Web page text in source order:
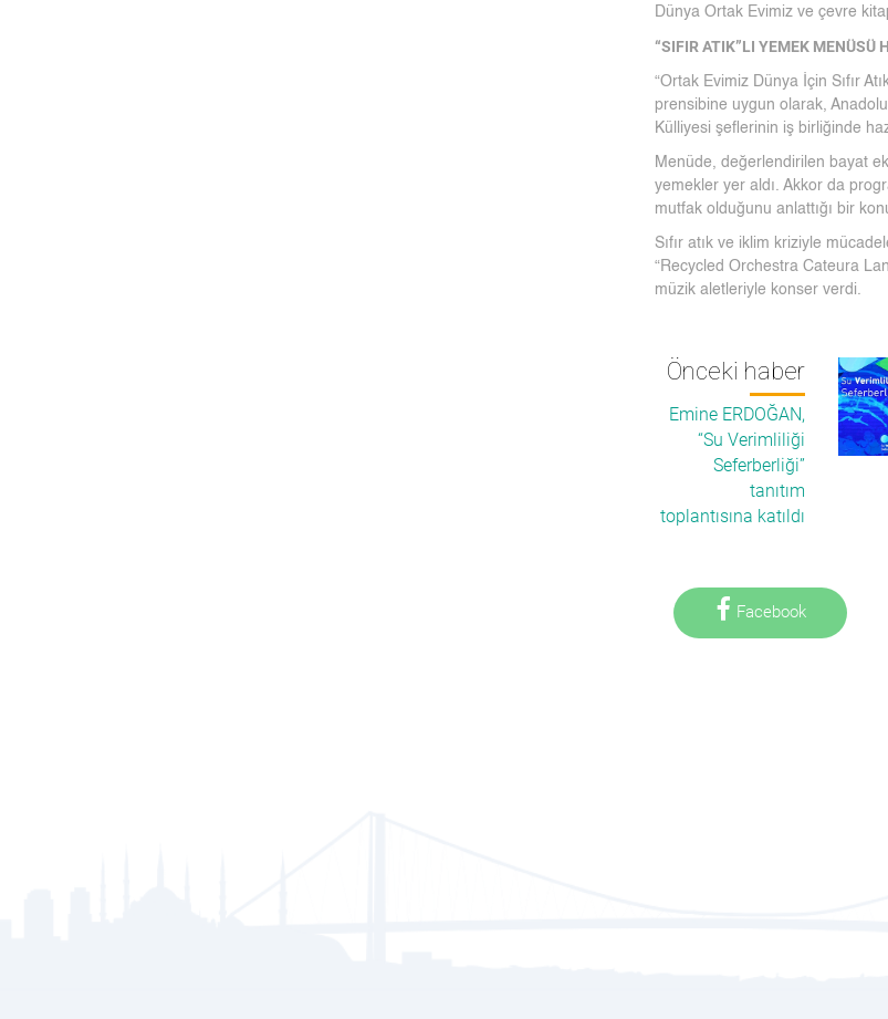
Dünya Ortak Evimiz ve çevre
“SIFIR ATIK”LI YEMEK MENÜSÜ
“Ortak Evimiz Dünya İçin Sıfır
prensibine uygun olarak, Anadolu
Külliyesi şeflerinin iş birliğinde
Menüde, değerlendirilen bayat
yemekler yer aldı. Akkor da
mutfak olduğunu anlattığı bir
Sıfır atık ve iklim kriziyle
“Recycled Orchestra Cateura
müzik aletleriyle konser verdi.
Önceki haber
Emine ERDOĞAN,
“Su Verimliliği
Seferberliği”
tanıtım
toplantısına katıldı
Facebook